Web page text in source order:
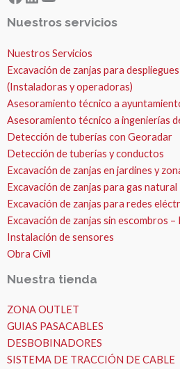
Nuestros servicios
Nuestros Servicios
Excavación de zanjas para
(Instaladoras y operadoras)
Asesoramiento técnico a
Asesoramiento técnico a ingenierías
Detección de tuberías con Georadar
Detección de tuberías y conductos
Excavación de zanjas en jardines y
Excavación de zanjas para gas natural
Excavación de zanjas para redes
Excavación de zanjas sin escombros
Instalación de sensores
Obra Civil
Nuestra tienda
ZONA OUTLET
GUIAS PASACABLES
DESBOBINADORES
SISTEMA DE TRACCIÓN DE CABLE